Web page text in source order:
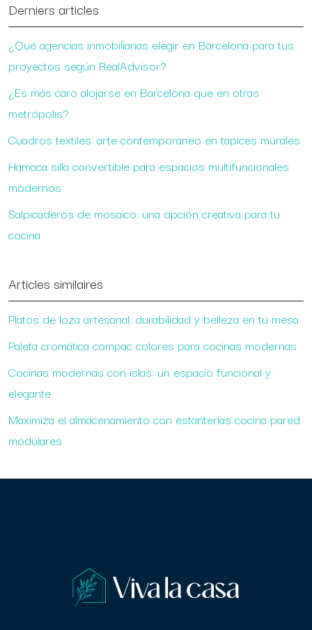
Derniers articles
¿Qué agencias inmobiliarias elegir en Barcelona para tus
proyectos según RealAdvisor?
¿Es más caro alojarse en Barcelona que en otras
metrópolis?
Cuadros textiles: arte contemporáneo en tapices murales
Hamaca silla convertible para espacios multifuncionales
modernos
Salpicaderos de mosaico: una opción creativa para tu
cocina
Articles similaires
Platos de loza artesanal: durabilidad y belleza en tu mesa
Paleta cromática compac colores para cocinas modernas
Cocinas modernas con islas: un espacio funcional y
elegante
Maximiza el almacenamiento con estanterías cocina pared
modulares